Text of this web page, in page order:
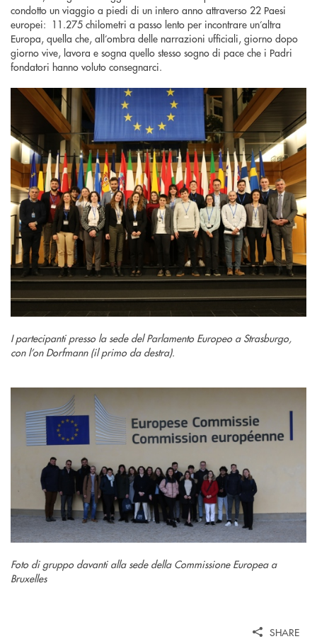
condotto un viaggio a piedi di un intero anno attraverso 22 Paesi
europei: 11.275 chilometri a passo lento per incontrare un’altra
Europa, quella che, all’ombra delle narrazioni ufficiali, giorno dopo
giorno vive, lavora e sogna quello stesso sogno di pace che i Padri
fondatori hanno voluto consegnarci.
I partecipanti presso la sede del Parlamento Europeo a Strasburgo,
con l’on Dorfmann (il primo da destra).
Foto di gruppo davanti alla sede della Commissione Europea a
Bruxelles
SHARE